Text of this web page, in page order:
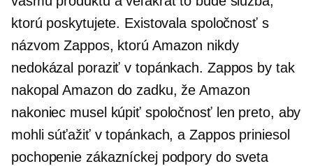
ktorú poskytujete. Existovala spoločnosť s
názvom Zappos, ktorú Amazon nikdy
nedokázal poraziť v topánkach. Zappos by tak
nakopal Amazon do zadku, že Amazon
nakoniec musel kúpiť spoločnosť len preto, aby
mohli súťažiť v topánkach, a Zappos priniesol
pochopenie zákazníckej podpory do sveta